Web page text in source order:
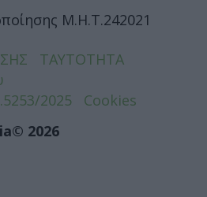
Μ.Η.Τ.242021
ΤΑΥΤΟΤΗΤΑ
2025
Cookies
2026